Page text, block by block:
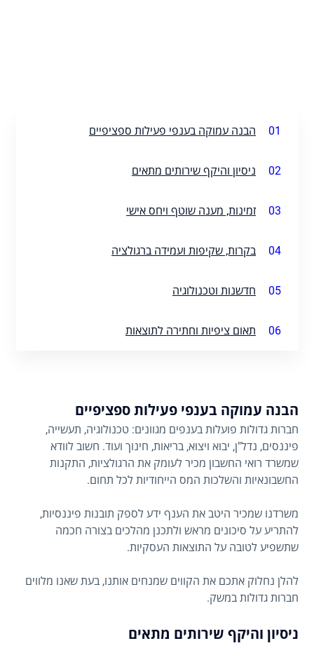
01 הבנה עמוקה בענפי פעילות ספציפיים
02 ניסיון והיקף שירותים מתאים
03 זמינות, מענה שוטף ויחס אישי
04 בקרות, שקיפות ועמידה ברגולציה
05 חדשנות וטכנולוגיה
06 תאום ציפיות וחתירה לתוצאות
הבנה עמוקה בענפי פעילות ספציפיים
חברות גדולות פועלות בענפים מגוונים: טכנולוגיה, תעשייה,
פיננסים, נדל"ן, יבוא ויצוא, בריאות, חינוך ועוד. חשוב לוודא
שמשרד רואי החשבון מכיר לעומק את הרגולציות, התקנות
החשבונאיות והשלכות המס הייחודיות לכל תחום.
משרדנו שמכיר היטב את הענף ידע לספק תובנות פיננסיות,
להתריע על סיכונים מראש ולתכנן מהלכים בצורה חכמה
שתשפיע לטובה על התוצאות העסקיות.
להלן נחלוק אתכם את הקווים שמנחים אותנו, בעת שאנו מלווים
חברות גדולות במשק.
ניסיון והיקף שירותים מתאים